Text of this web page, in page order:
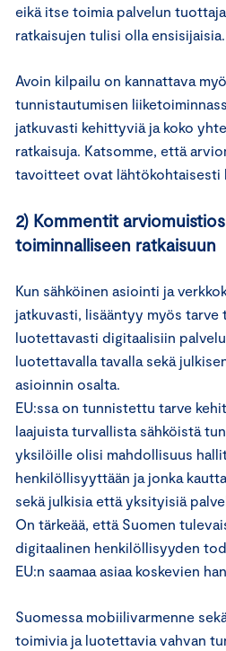
eikä itse toimia palvelun
ratkaisujen tulisi olla ensisijaisia.
Avoin kilpailu on kannattava
tunnistautumisen
jatkuvasti kehittyviä ja koko
ratkaisuja. Katsomme, että
tavoitteet ovat lähtökohtaisesti
2) Kommentit
toiminnalliseen ratkaisuun
Kun sähköinen asiointi ja
jatkuvasti, lisääntyy myös tarve
luotettavasti digitaalisiin
luotettavalla tavalla sekä
asioinnin osalta.
EU:ssa on tunnistettu tarve
laajuista turvallista sähköistä
yksilöille olisi mahdollisuus
henkilöllisyyttään ja jonka
sekä julkisia että yksityisiä
On tärkeää, että Suomen
digitaalinen henkilöllisyyden
EU:n saamaa asiaa koskevien
Suomessa mobiilivarmenne
toimivia ja luotettavia vahvan